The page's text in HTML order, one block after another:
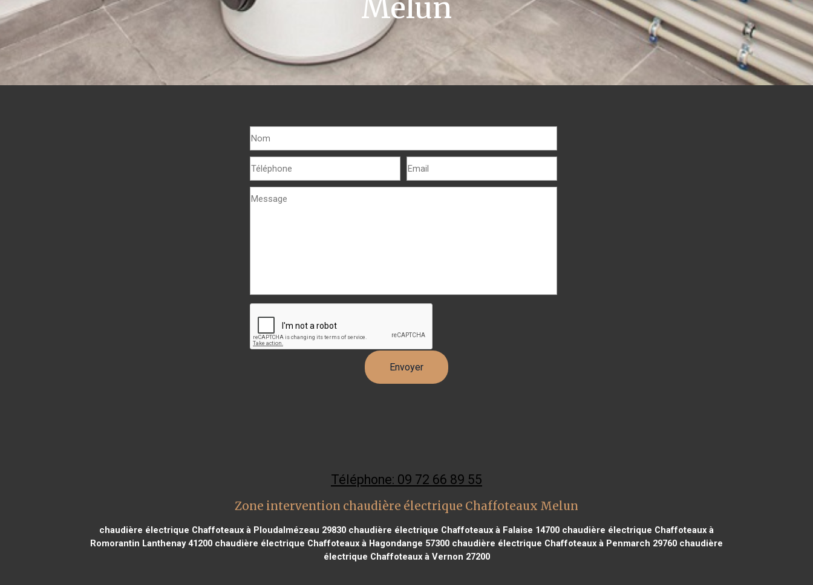
Melun
Téléphone: 09 72 66 89 55
Zone intervention chaudière électrique Chaffoteaux Melun
chaudière électrique Chaffoteaux à Ploudalmézeau 29830 chaudière électrique Chaffoteaux à Falaise 14700 chaudière électrique Chaffoteaux à
Romorantin Lanthenay 41200 chaudière électrique Chaffoteaux à Hagondange 57300 chaudière électrique Chaffoteaux à Penmarch 29760 chaudière
électrique Chaffoteaux à Vernon 27200